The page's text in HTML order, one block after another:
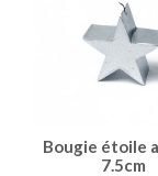
Bougie étoile
7.5cm